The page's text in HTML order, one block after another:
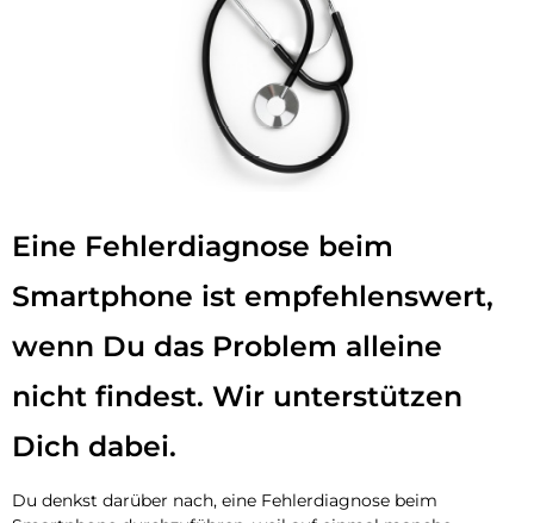
Eine Fehlerdiagnose beim
Smartphone ist empfehlenswert,
wenn Du das Problem alleine
nicht findest. Wir unterstützen
Dich dabei.
Du denkst darüber nach, eine Fehlerdiagnose beim